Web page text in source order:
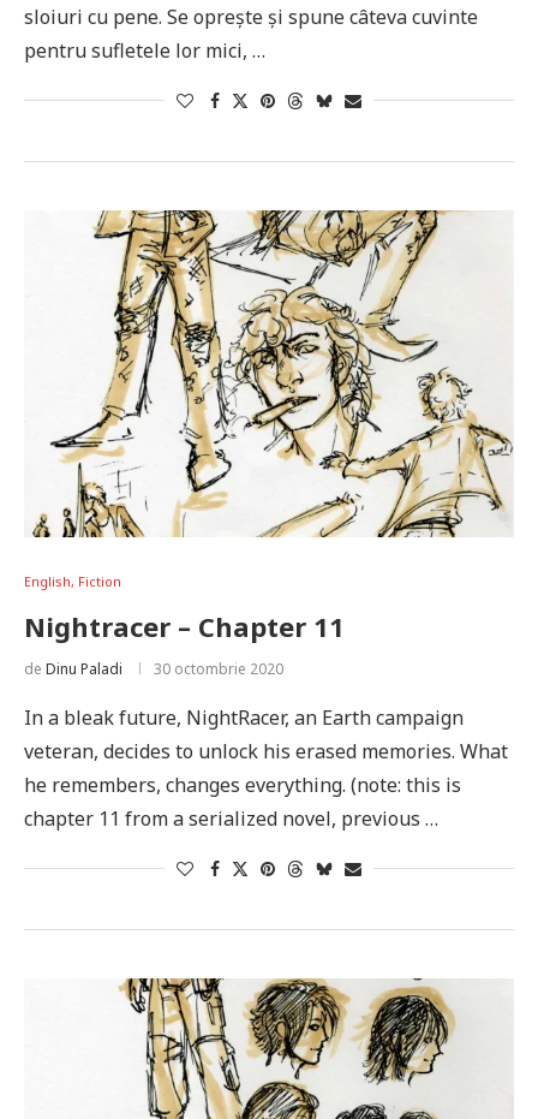
sloiuri cu pene. Se oprește și spune câteva cuvinte
pentru sufletele lor mici, …
English, Fiction
Nightracer – Chapter 11
de Dinu Paladi 30 octombrie 2020
In a bleak future, NightRacer, an Earth campaign
veteran, decides to unlock his erased memories. What
he remembers, changes everything. (note: this is
chapter 11 from a serialized novel, previous …